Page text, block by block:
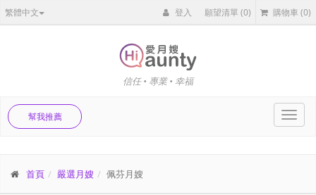
繁體中文 登入 願望清單(0) 購物車 (0)
信任 • 專業 • 幸福
幫我推薦
首頁 嚴選月嫂 佩芬月嫂